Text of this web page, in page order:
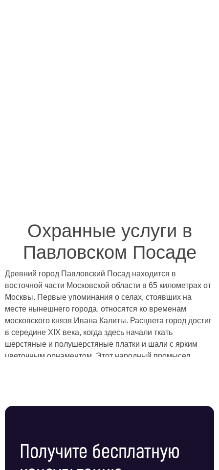
Охранные услуги в
Павловском Посаде
Древний город Павловский Посад находится в
восточной части Московской области в 65 километрах от
Москвы. Первые упоминания о селах, стоявших на
месте нынешнего города, относятся ко временам
московского князя Ивана Калиты. Расцвета город достиг
в середине XIX века, когда здесь начали ткать
шерстяные и полушерстяные платки и шали с ярким
цветочным орнаментом. Этот народный промысел
сохранилась старинная застройка и атмосфера
архитектурная достопримечательность Павловского
Посада — Покровско-Васильевский монастырь,
Получите бесплатную